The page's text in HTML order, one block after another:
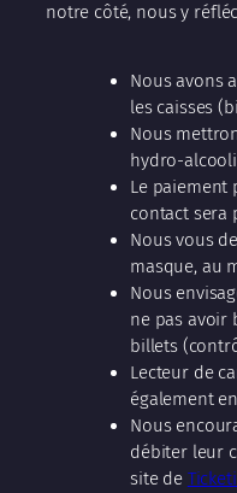
notre côté, nous y
Nous avons
les caisses
Nous
hydro-
Le paiement
contact sera
Nous vous
masque, au
Nous
ne pas avoir
billets
Lecteur de
également
Nous
débiter leur
site de